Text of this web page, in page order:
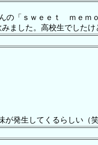
の「ｓｗｅｅｔ ｍｅｍ
ました。高校生でしたけ
が発生してくるらしい（